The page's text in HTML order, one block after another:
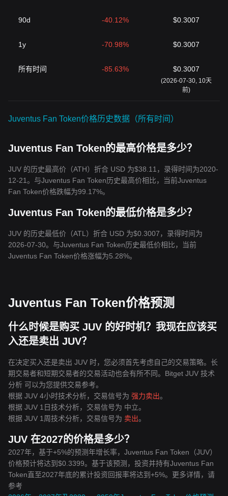
90d -40.12% $0.3007
1y -70.98% $0.3007
所有时间 -85.63% $0.3007
(2026-07-30, 10天
前)
Juventus Fan Token价格历史数据（所有时间）
Juventus Fan Token的最高价格是多少？
JUV 的历史最高价（ATH）折合 USD 为$38.11，录得时间为2020-
12-21。与Juventus Fan Token历史最高价相比，当前Juventus
Fan Token价格跌幅为99.17%。
Juventus Fan Token的最低价格是多少？
JUV 的历史最低价（ATL）折合 USD 为$0.3007，录得时间为
2026-07-30。与Juventus Fan Token历史最低价相比，当前
Juventus Fan Token价格涨幅为5.28%。
Juventus Fan Token价格预测
什么时候是购买 JUV 的好时机？我现在应该买
入还是卖出 JUV？
在决定买入还是卖出 JUV 时，您必须首先考虑自己的交易策略。长
期交易者和短期交易者的交易活动也会有所不同。Bitget JUV 技术
分析 可以为您提供交易参考。
根据 JUV 4小时技术分析，交易信号为 强力卖出。
根据 JUV 1日技术分析，交易信号为 中立。
根据 JUV 1周技术分析，交易信号为 卖出。
JUV 在2027的价格是多少？
2027年，基于+5%的预测年增长率，Juventus Fan Token（JUV）
价格预计将达到$0.3399。基于该预测，投资并持有Juventus Fan
Token直至2027年底的累计投资回报率将达到+5%。更多详情，请
参考